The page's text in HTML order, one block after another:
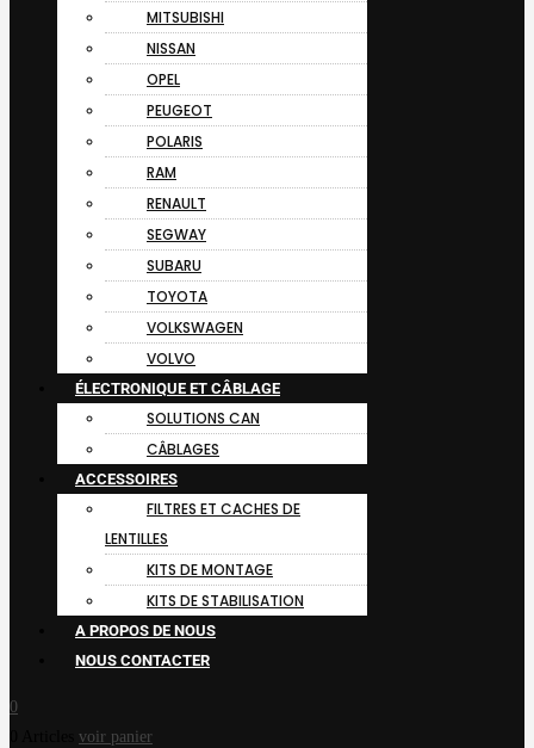
MITSUBISHI
NISSAN
OPEL
PEUGEOT
POLARIS
RAM
RENAULT
SEGWAY
SUBARU
TOYOTA
VOLKSWAGEN
VOLVO
ÉLECTRONIQUE ET CÂBLAGE
SOLUTIONS CAN
CÂBLAGES
ACCESSOIRES
FILTRES ET CACHES DE
LENTILLES
KITS DE MONTAGE
KITS DE STABILISATION
A PROPOS DE NOUS
NOUS CONTACTER
0
voir panier